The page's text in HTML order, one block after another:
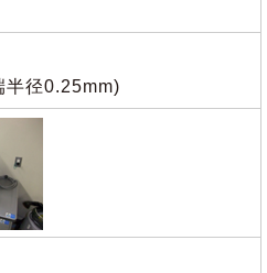
半径0.25mm)